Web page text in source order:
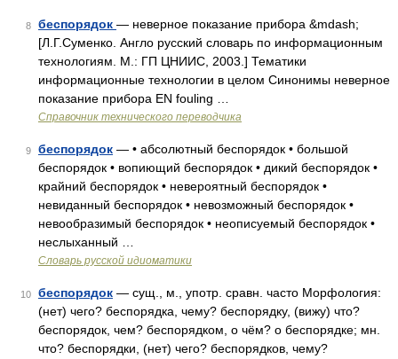
8 беспорядок — неверное показание прибора &mdash;
[Л.Г.Суменко. Англо русский словарь по информационным
технологиям. М.: ГП ЦНИИС, 2003.] Тематики
информационные технологии в целом Синонимы неверное
показание прибора EN fouling …
Справочник технического переводчика
9 беспорядок — • абсолютный беспорядок • большой
беспорядок • вопиющий беспорядок • дикий беспорядок •
крайний беспорядок • невероятный беспорядок •
невиданный беспорядок • невозможный беспорядок •
невообразимый беспорядок • неописуемый беспорядок •
неслыханный …
Словарь русской идиоматики
10 беспорядок — сущ., м., употр. сравн. часто Морфология:
(нет) чего? беспорядка, чему? беспорядку, (вижу) что?
беспорядок, чем? беспорядком, о чём? о беспорядке; мн.
что? беспорядки, (нет) чего? беспорядков, чему?